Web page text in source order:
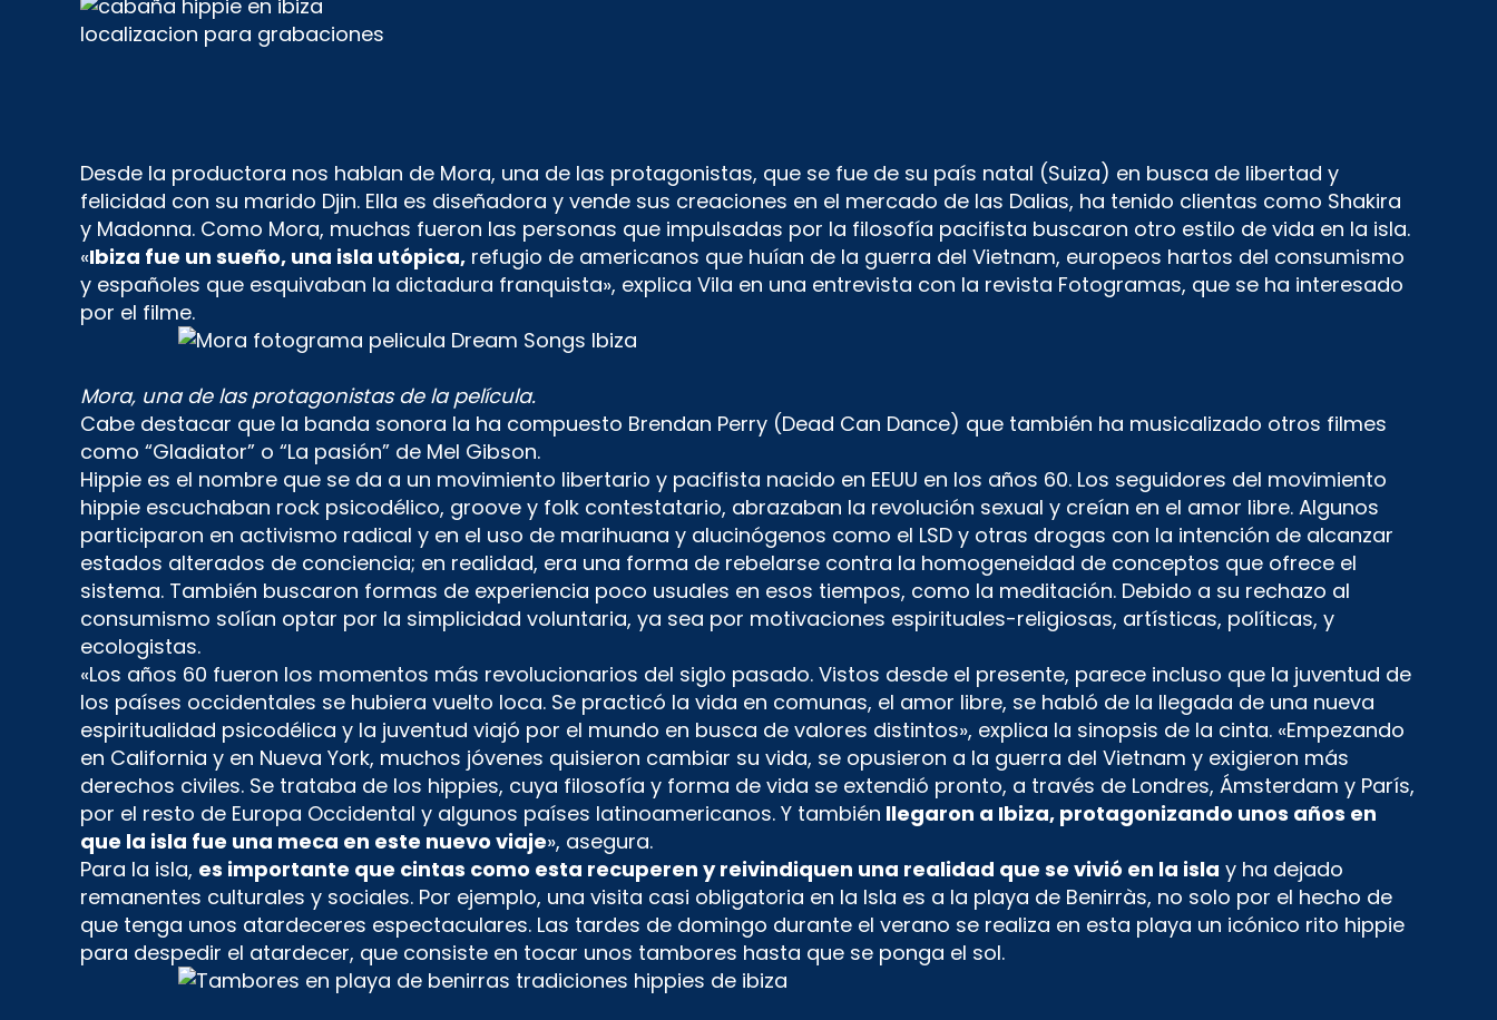
Desde la productora nos hablan de Mora, una de las protagonistas, que se fue de su país natal (Suiza) en busca de libertad y
felicidad con su marido Djin. Ella es diseñadora y vende sus creaciones en el mercado de las Dalias, ha tenido clientas como Shakira
y Madonna. Como Mora, muchas fueron las personas que impulsadas por la filosofía pacifista buscaron otro estilo de vida en la isla.
«Ibiza fue un sueño, una isla utópica, refugio de americanos que huían de la guerra del Vietnam, europeos hartos del consumismo
y españoles que esquivaban la dictadura franquista», explica Vila en una entrevista con la revista Fotogramas, que se ha interesado
por el filme.
Mora, una de las protagonistas de la película.
Cabe destacar que la banda sonora la ha compuesto Brendan Perry (Dead Can Dance) que también ha musicalizado otros filmes
como “Gladiator” o “La pasión” de Mel Gibson.
Hippie es el nombre que se da a un movimiento libertario y pacifista nacido en EEUU en los años 60. Los seguidores del movimiento
hippie escuchaban rock psicodélico, groove y folk contestatario, abrazaban la revolución sexual y creían en el amor libre. Algunos
participaron en activismo radical y en el uso de marihuana y alucinógenos como el LSD y otras drogas con la intención de alcanzar
estados alterados de conciencia; en realidad, era una forma de rebelarse contra la homogeneidad de conceptos que ofrece el
sistema. También buscaron formas de experiencia poco usuales en esos tiempos, como la meditación. Debido a su rechazo al
consumismo solían optar por la simplicidad voluntaria, ya sea por motivaciones espirituales-religiosas, artísticas, políticas, y
ecologistas.
«Los años 60 fueron los momentos más revolucionarios del siglo pasado. Vistos desde el presente, parece incluso que la juventud de
los países occidentales se hubiera vuelto loca. Se practicó la vida en comunas, el amor libre, se habló de la llegada de una nueva
espiritualidad psicodélica y la juventud viajó por el mundo en busca de valores distintos», explica la sinopsis de la cinta. «Empezando
en California y en Nueva York, muchos jóvenes quisieron cambiar su vida, se opusieron a la guerra del Vietnam y exigieron más
derechos civiles. Se trataba de los hippies, cuya filosofía y forma de vida se extendió pronto, a través de Londres, Ámsterdam y París,
por el resto de Europa Occidental y algunos países latinoamericanos. Y también llegaron a Ibiza, protagonizando unos años en
que la isla fue una meca en este nuevo viaje», asegura.
Para la isla, es importante que cintas como esta recuperen y reivindiquen una realidad que se vivió en la isla y ha dejado
remanentes culturales y sociales. Por ejemplo, una visita casi obligatoria en la Isla es a la playa de Benirràs, no solo por el hecho de
que tenga unos atardeceres espectaculares. Las tardes de domingo durante el verano se realiza en esta playa un icónico rito hippie
para despedir el atardecer, que consiste en tocar unos tambores hasta que se ponga el sol.